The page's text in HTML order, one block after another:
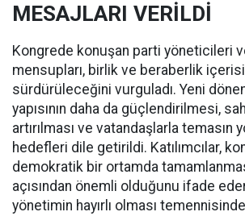
MESAJLARI VERİLDİ
Kongrede konuşan parti yöneticileri
mensupları, birlik ve beraberlik
sürdürüleceğini vurguladı. Yeni
yapısının daha da güçlendirilmesi,
artırılması ve vatandaşlarla temasın
hedefleri dile getirildi. Katılımcılar,
demokratik bir ortamda
açısından önemli olduğunu ifade
yönetimin hayırlı olması